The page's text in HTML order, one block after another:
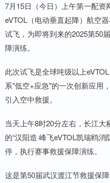
7月15日（今日）上午第一配资
eVTOL（电动垂直起降）航空
试飞，为即将到来的2025第50
障演练。
此次试飞是全球吨级以上
系"低空+应急"的一次创新应用
引入空中救援。
当天上午8时20分左右，长江
的“汉阳造·峰飞eVTOL凯瑞鸥
停，执行赛事救援保障演练。
这是第50届武汉渡江节救援保